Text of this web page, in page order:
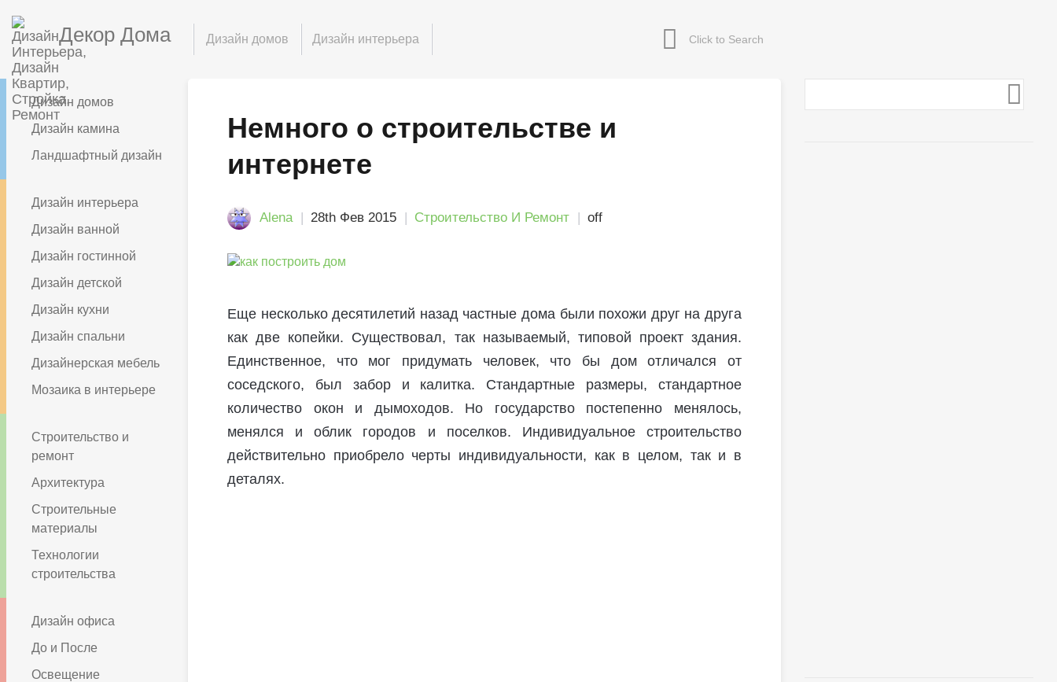
Декор Дома Дизайн домов Дизайн интерьера
Дизайн домов
Дизайн камина
Ландшафтный дизайн
Дизайн интерьера
Дизайн ванной
Дизайн гостинной
Дизайн детской
Дизайн кухни
Дизайн спальни
Дизайнерская мебель
Мозаика в интерьере
Строительство и
ремонт
Архитектура
Строительные
материалы
Технологии
строительства
Дизайн офиса
До и После
Освещение
Немного о строительстве и
интернете
Alena 28th Фев 2015 Строительство И Ремонт off
Еще несколько десятилетий назад частные дома были похожи друг на друга
как две копейки. Существовал, так называемый, типовой проект здания.
Единственное, что мог придумать человек, что бы дом отличался от
соседского, был забор и калитка. Стандартные размеры, стандартное
количество окон и дымоходов. Но государство постепенно менялось,
менялся и облик городов и поселков. Индивидуальное строительство
действительно приобрело черты индивидуальности, как в целом, так и в
деталях.